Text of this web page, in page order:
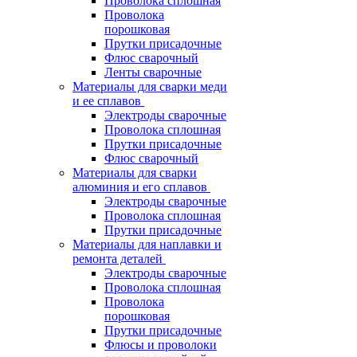
Проволока
порошковая
Прутки присадочные
Флюс сварочный
Ленты сварочные
Материалы для сварки меди
и ее сплавов
Электроды сварочные
Проволока сплошная
Прутки присадочные
Флюс сварочный
Материалы для сварки
алюминия и его сплавов
Электроды сварочные
Проволока сплошная
Прутки присадочные
Материалы для наплавки и
ремонта деталей
Электроды сварочные
Проволока сплошная
Проволока
порошковая
Прутки присадочные
Флюсы и проволоки